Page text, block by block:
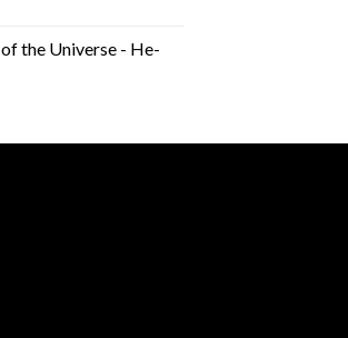
the Universe - He-